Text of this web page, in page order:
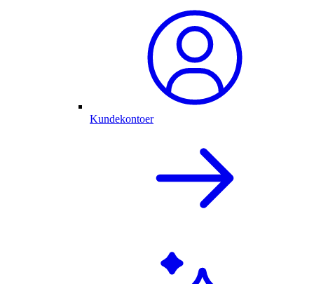
Kundekontoer